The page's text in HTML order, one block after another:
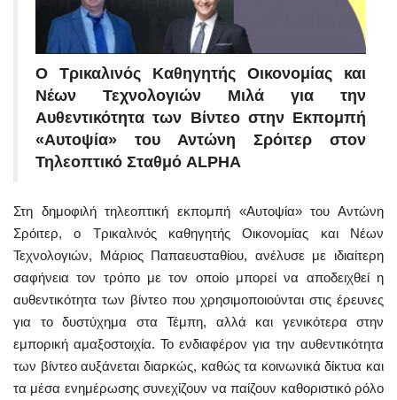
Ο Τρικαλινός Καθηγητής Οικονομίας και
Νέων Τεχνολογιών Μιλά για την
Αυθεντικότητα των Βίντεο στην Εκπομπή
«Αυτοψία» του Αντώνη Σρόιτερ στον
Τηλεοπτικό Σταθμό ALPHA
Στη δημοφιλή τηλεοπτική εκπομπή «Αυτοψία» του Αντώνη
Σρόιτερ, ο Τρικαλινός καθηγητής Οικονομίας και Νέων
Τεχνολογιών, Μάριος Παπαευσταθίου, ανέλυσε με ιδιαίτερη
σαφήνεια τον τρόπο με τον οποίο μπορεί να αποδειχθεί η
αυθεντικότητα των βίντεο που χρησιμοποιούνται στις έρευνες
για το δυστύχημα στα Τέμπη, αλλά και γενικότερα στην
εμπορική αμαξοστοιχία. Το ενδιαφέρον για την αυθεντικότητα
των βίντεο αυξάνεται διαρκώς, καθώς τα κοινωνικά δίκτυα και
τα μέσα ενημέρωσης συνεχίζουν να παίζουν καθοριστικό ρόλο